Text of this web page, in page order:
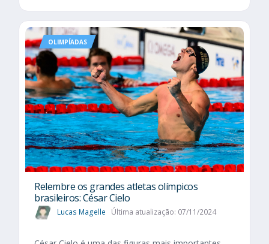
OLIMPÍADAS
Relembre os grandes atletas olímpicos
brasileiros: César Cielo
Lucas Magelle Última atualização: 07/11/2024